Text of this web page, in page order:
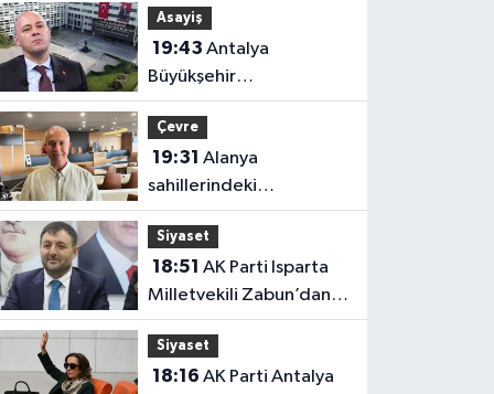
tepki çekti
Asayiş
19:43
Büyükşehir
soruşturmasında iki isim
hakkında yeni karar
Çevre
19:31
sahillerindeki
mikroplastik kirliliğinin
kaynağı açıklandı
Siyaset
18:51
Milletvekili Zabun’dan
Antalya mesajı: “Ne
dediysek o”
Siyaset
18:16